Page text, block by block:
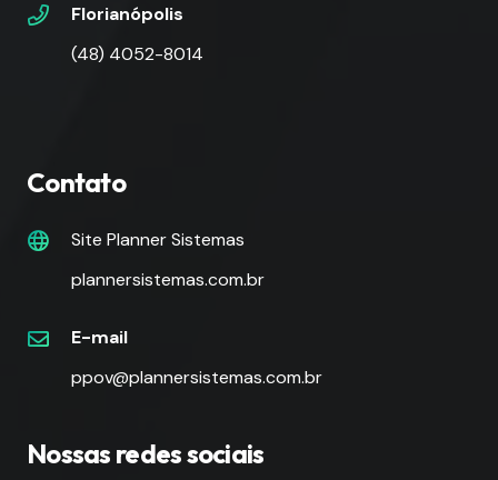
Florianópolis
(48) 4052-8014
Contato
Site Planner Sistemas
plannersistemas.com.br
E-mail
ppov@plannersistemas.com.br
Nossas redes sociais